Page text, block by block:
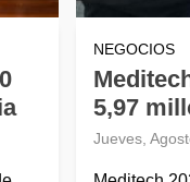
NEGOCIOS
5,97
Jueves,